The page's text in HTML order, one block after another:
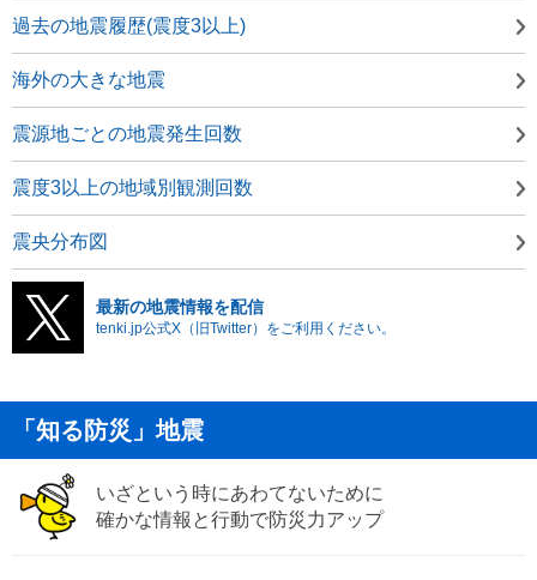
過去の地震履歴(震度3以上)
海外の大きな地震
震源地ごとの地震発生回数
震度3以上の地域別観測回数
震央分布図
最新の地震情報を配信
tenki.jp公式X（旧Twitter）をご利用ください。
「知る防災」地震
いざという時にあわてないために
確かな情報と行動で防災力アップ